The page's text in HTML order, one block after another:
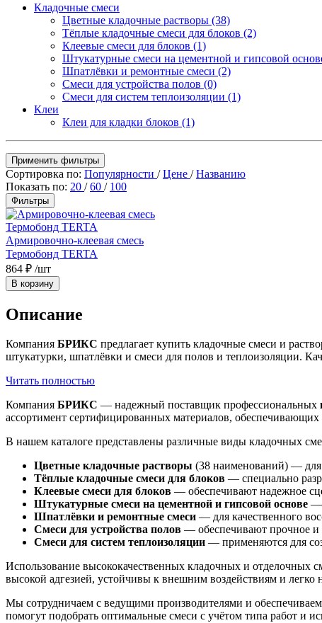
Кладочные смеси
Цветные кладочные растворы (38)
Тёплые кладочные смеси для блоков (2)
Клеевые смеси для блоков (1)
Штукатурные смеси на цементной и гипсовой
Шпатлёвки и ремонтные смеси (2)
Смеси для устройства полов (0)
Смеси для систем теплоизоляции (1)
Клеи
Клеи для кладки блоков (1)
Применить фильтры
Сортировка по: Популярности / Цене / Названию
Показать по: 20 / 60 / 100
Фильтры
Армировочно-клеевая смесь
Термобонд TERTA
864 ₽ /шт
В корзину
Описание
Компания БРИКС предлагает купить кладочные смеси и
штукатурки, шпатлёвки и смеси для полов и теплоизоляции.
Читать полностью
Компания БРИКС — надежный поставщик профессиональных
ассортимент сертифицированных материалов,
В нашем каталоге представлены различные виды кладочных
Цветные кладочные растворы (38 наименований) — для
Тёплые кладочные смеси для блоков — специально
Клеевые смеси для блоков — обеспечивают надежное
Штукатурные смеси на цементной и гипсовой основе —
Шпатлёвки и ремонтные смеси — для качественного
Смеси для устройства полов — обеспечивают прочное и
Смеси для систем теплоизоляции — применяются для
Использование высококачественных кладочных и отделочных
высокой адгезией, устойчивы к внешним воздействиям и легко
Мы сотрудничаем с ведущими производителями и
помогут подобрать оптимальные смеси с учётом типа работ и